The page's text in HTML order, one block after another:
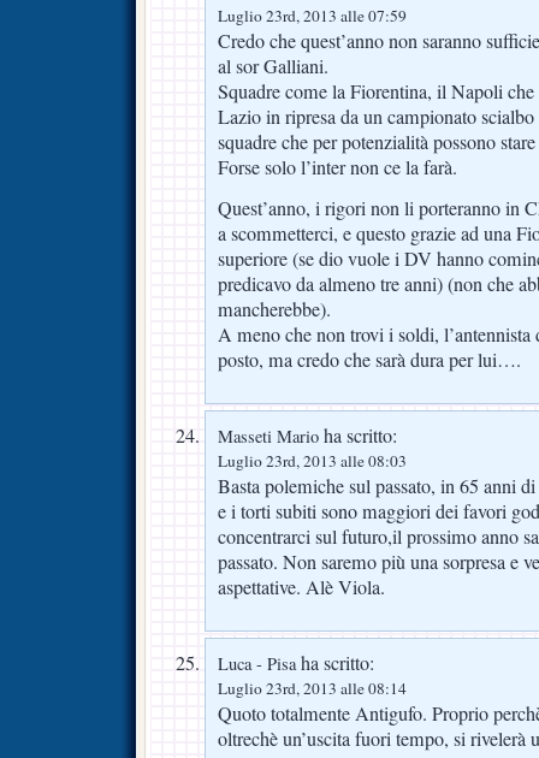
Luglio 23rd, 2013 alle 07:59
Credo che quest’anno non saranno
al sor Galliani.
Squadre come la Fiorentina, il Napoli che
Lazio in ripresa da un campionato
squadre che per potenzialità possono
Forse solo l’inter non ce la farà.
Quest’anno, i rigori non li porteranno in
a scommetterci, e questo grazie ad una
superiore (se dio vuole i DV hanno
predicavo da almeno tre anni) (non che
mancherebbe).
A meno che non trovi i soldi,
posto, ma credo che sarà dura per lui….
Masseti Mario ha scritto:
Luglio 23rd, 2013 alle 08:03
Basta polemiche sul passato, in 65 anni
e i torti subiti sono maggiori dei favori
concentrarci sul futuro,il prossimo anno
passato. Non saremo più una sorpresa e
aspettative. Alè Viola.
Luca - Pisaha scritto:
Luglio 23rd, 2013 alle 08:14
Quoto totalmente Antigufo. Proprio
oltrechè un’uscita fuori tempo, si rivelerà